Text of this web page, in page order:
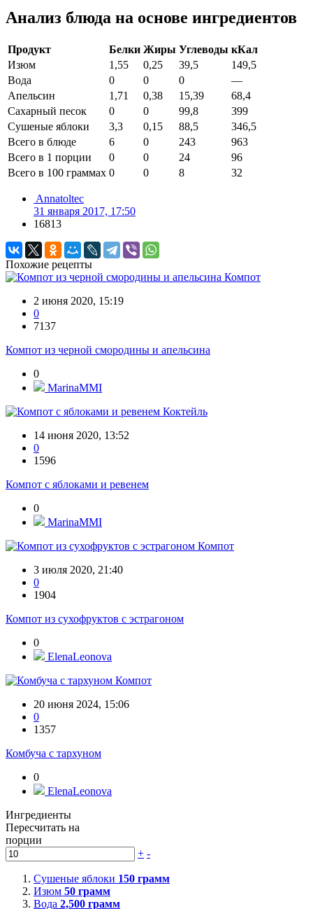
Анализ блюда на основе ингредиентов
Продукт Белки Жиры Углеводы кКал
Изюм
1,55 0,25 39,5
149,5
Вода
0 0 0
—
Апельсин
1,71 0,38 15,39
68,4
Сахарный песок
0 0 99,8
399
Сушеные яблоки
3,3 0,15 88,5
346,5
Всего в блюде
6 0 243
963
Всего в 1 порции
0 0 24
96
Всего в 100 граммах 0 0 8 32
Annatoltec
31 января 2017, 17:50
16813
Похожие рецепты
Компот
2 июня 2020, 15:19
0
7137
Компот из черной смородины и апельсина
0
MarinaMMI
Коктейль
14 июня 2020, 13:52
0
1596
Компот с яблоками и ревенем
0
MarinaMMI
Компот
3 июля 2020, 21:40
0
1904
Компот из сухофруктов с эстрагоном
0
ElenaLeonova
Компот
20 июня 2024, 15:06
0
1357
Комбуча с тархуном
0
ElenaLeonova
Ингредиенты
Пересчитать на
порции
+ -
Сушеные яблоки 150 грамм
Изюм 50 грамм
Вода 2,500 грамм